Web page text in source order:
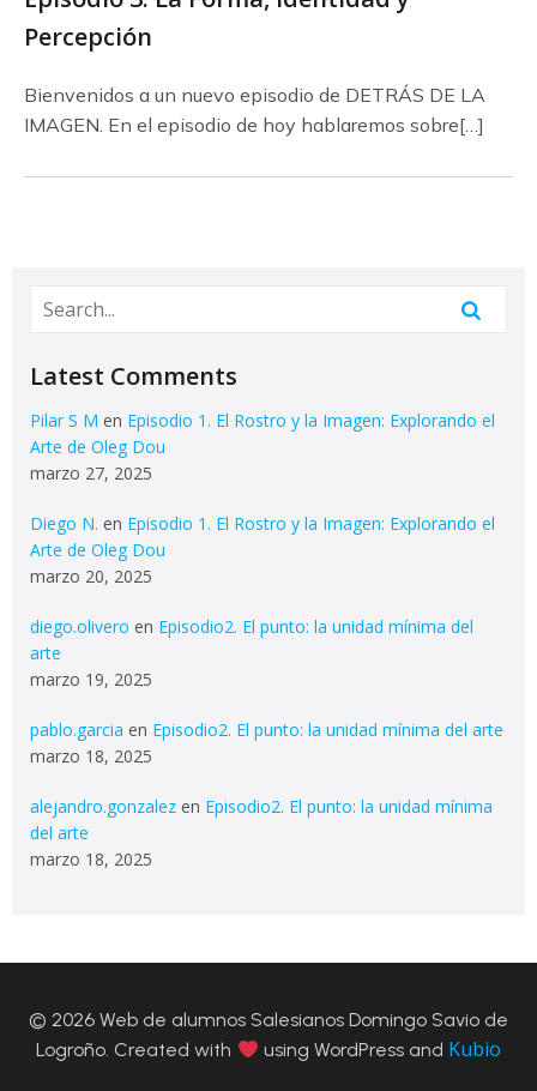
Percepción
Bienvenidos a un nuevo episodio de DETRÁS DE LA
IMAGEN. En el episodio de hoy hablaremos sobre[…]
Latest Comments
Pilar S M en Episodio 1. El Rostro y la Imagen: Explorando el
Arte de Oleg Dou
marzo 27, 2025
Diego N. en Episodio 1. El Rostro y la Imagen: Explorando el
Arte de Oleg Dou
marzo 20, 2025
diego.olivero en Episodio2. El punto: la unidad mínima del
arte
marzo 19, 2025
pablo.garcia en Episodio2. El punto: la unidad mínima del arte
marzo 18, 2025
alejandro.gonzalez en Episodio2. El punto: la unidad mínima
del arte
marzo 18, 2025
© 2026 Web de alumnos Salesianos Domingo Savio de
Logroño. Created with
using WordPress and Kubio